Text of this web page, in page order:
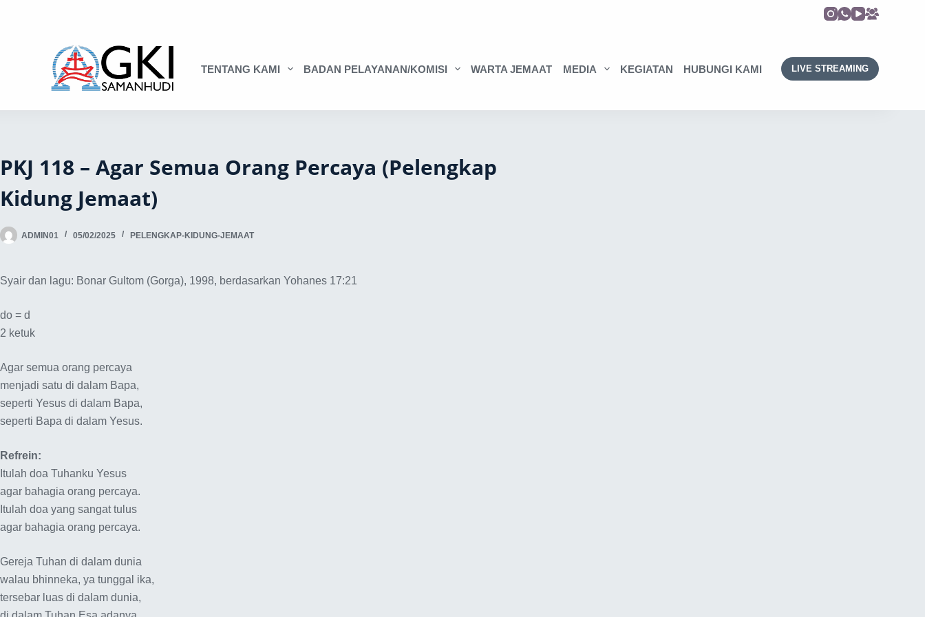
TENTANG KAMI BADAN PELAYANAN/KOMISI WARTA JEMAAT MEDIA KEGIATAN HUBUNGI KAMI LIVE STREAMING
PKJ 118 – Agar Semua Orang Percaya (Pelengkap
Kidung Jemaat)
ADMIN01 05/02/2025 PELENGKAP-KIDUNG-JEMAAT
Syair dan lagu: Bonar Gultom (Gorga), 1998, berdasarkan Yohanes 17:21
do = d
2 ketuk
Agar semua orang percaya
menjadi satu di dalam Bapa,
seperti Yesus di dalam Bapa,
seperti Bapa di dalam Yesus.
Refrein:
Itulah doa Tuhanku Yesus
agar bahagia orang percaya.
Itulah doa yang sangat tulus
agar bahagia orang percaya.
Gereja Tuhan di dalam dunia
walau bhinneka, ya tunggal ika,
tersebar luas di dalam dunia,